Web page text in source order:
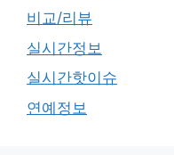
비교/리뷰
실시간정보
실시간핫이슈
연예정보